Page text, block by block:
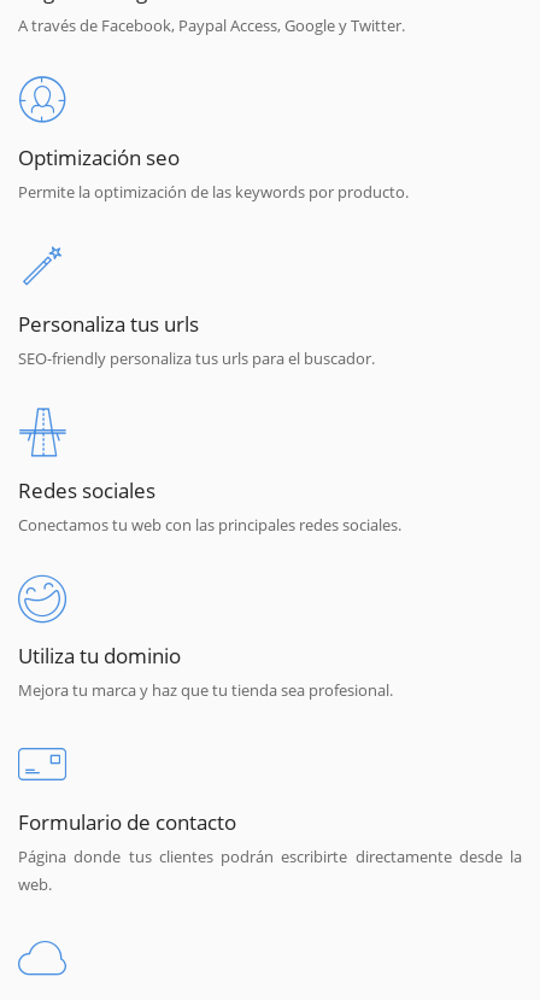
A través de Facebook, Paypal Access, Google y Twitter.
Optimización seo
Permite la optimización de las keywords por producto.
Personaliza tus urls
SEO-friendly personaliza tus urls para el buscador.
Redes sociales
Conectamos tu web con las principales redes sociales.
Utiliza tu dominio
Mejora tu marca y haz que tu tienda sea profesional.
Formulario de contacto
Página donde tus clientes podrán escribirte directamente desde la
web.